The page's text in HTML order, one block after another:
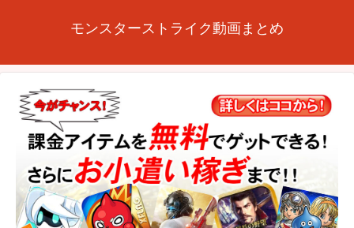
モンスターストライク動画まとめ